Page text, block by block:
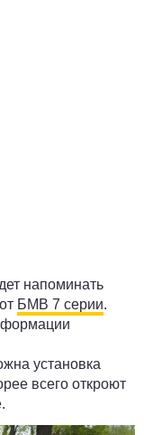
напоминать
БМВ 7 серии.
установка
всего откроют